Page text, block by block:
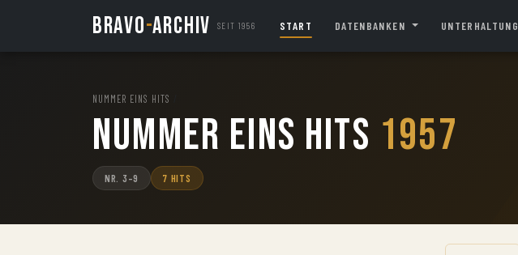
BRAVO-ARCHIV SEIT 1956 START DATENBANKEN UNTERHALTUNG
NUMMER EINS HITS
Nummer Eins Hits 1957
NR. 3–9 7 HITS